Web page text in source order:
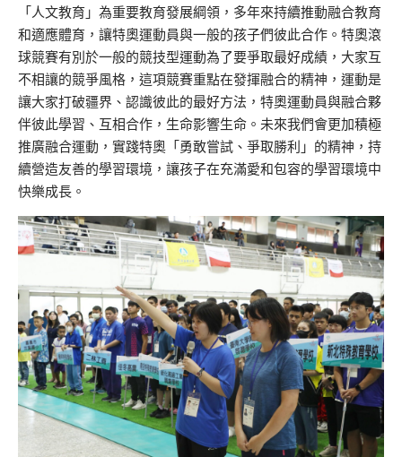
「人文教育」為重要教育發展綱領，多年來持續推動融合教育
和適應體育，讓特奧運動員與一般的孩子們彼此合作。特奧滾
球競賽有別於一般的競技型運動為了要爭取最好成績，大家互
不相讓的競爭風格，這項競賽重點在發揮融合的精神，運動是
讓大家打破疆界、認識彼此的最好方法，特奧運動員與融合夥
伴彼此學習、互相合作，生命影響生命。未來我們會更加積極
推廣融合運動，實踐特奧「勇敢嘗試、爭取勝利」的精神，持
續營造友善的學習環境，讓孩子在充滿愛和包容的學習環境中
快樂成長。